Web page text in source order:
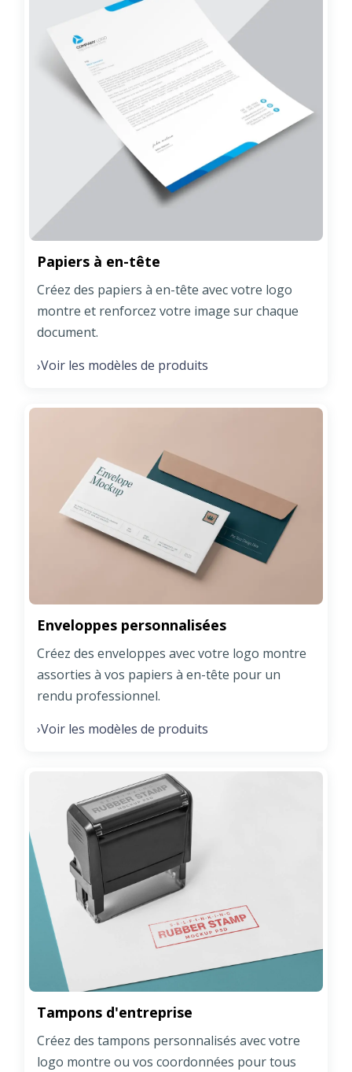
Papiers à en-tête
Créez des papiers à en-tête avec votre logo
montre et renforcez votre image sur chaque
document.
›Voir les modèles de produits
Enveloppes personnalisées
Créez des enveloppes avec votre logo montre
assorties à vos papiers à en-tête pour un
rendu professionnel.
›Voir les modèles de produits
Tampons d'entreprise
Créez des tampons personnalisés avec votre
logo montre ou vos coordonnées pour tous